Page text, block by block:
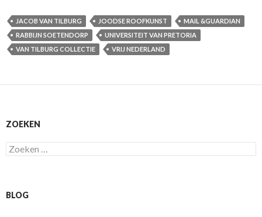
JACOB VAN TILBURG JOODSE ROOFKUNST
MAIL &GUARDIAN
RABBIJN SOETENDORP
UNIVERSITEIT VAN PRETORIA
VAN TILBURG COLLECTIE
VRIJ NEDERLAND
ZOEKEN
Zoeken
naar:
BLOG